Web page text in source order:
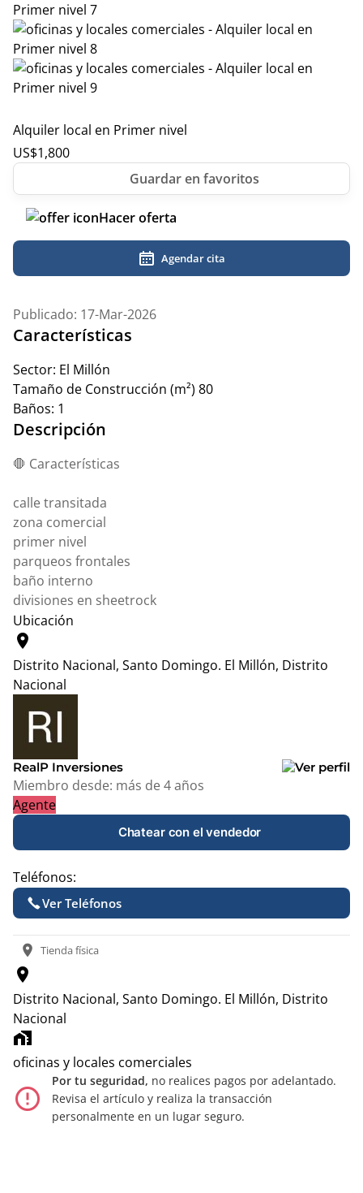
Alquiler local en Primer nivel
US$1,800
Hacer oferta
Agendar cita
Publicado: 17-Mar-2026
Características
Sector: El Millón
Tamaño de Construcción (m²) 80
Baños: 1
Descripción
🛑 Características
calle transitada
zona comercial
primer nivel
parqueos frontales
baño interno
divisiones en sheetrock
Ubicación
location_on
Distrito Nacional, Santo Domingo. El Millón, Distrito
Nacional
+
−
RealP Inversiones
Miembro desde: más de 4 años
Agente
Chatear con el vendedor
Teléfonos:
Ver Teléfonos
location_on Tienda física
location_on
Distrito Nacional, Santo Domingo. El Millón, Distrito
Nacional
home_work
oficinas y locales comerciales
error_outline
Por tu seguridad, no realices pagos por adelantado.
Revisa el artículo y realiza la transacción
personalmente en un lugar seguro.